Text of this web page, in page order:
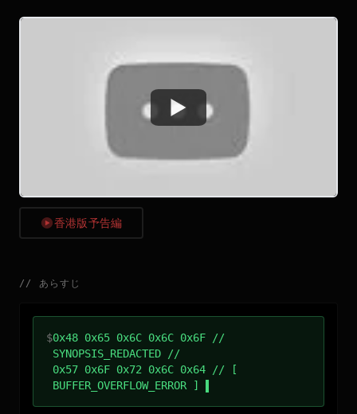
Watch
香港版予告編
// あらすじ
$0x48 0x65 0x6C 0x6C 0x6F //
SYNOPSIS_REDACTED //
0x57 0x6F 0x72 0x6C 0x64 // [
BUFFER_OVERFLOW_ERROR ]